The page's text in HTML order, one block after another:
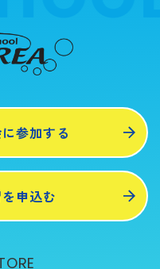
参加する
申込む